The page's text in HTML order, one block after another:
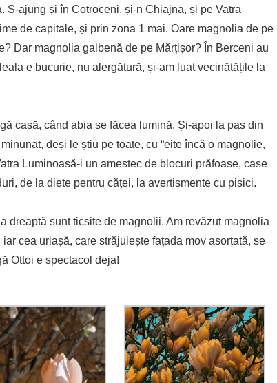
S-ajung și în Cotroceni, și-n Chiajna, și pe Vatra
de capitale, și prin zona 1 mai. Oare magnolia de pe
Dar magnolia galbenă de pe Mărțișor? În Berceni au
e bucurie, nu alergătură, și-am luat vecinătățile la
casă, când abia se făcea lumină. Și-apoi la pas din
deși le știu pe toate, cu “eite încă o magnolie,
Luminoasă-i un amestec de blocuri prăfoase, case
de la diete pentru căței, la avertismente cu pisici.
dreaptă sunt ticsite de magnolii. Am revăzut magnolia
cea uriașă, care străjuiește fațada mov asortată, se
Ottoi e spectacol deja!